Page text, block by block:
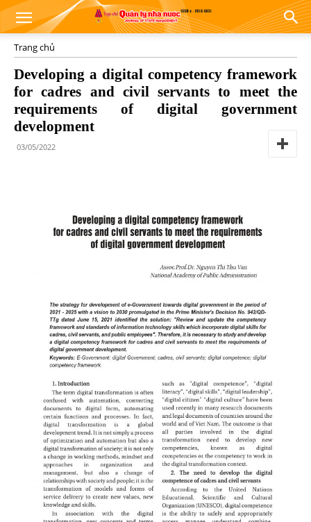
Trang chủ
Developing a digital competency framework
for cadres and civil servants to meet the
requirements of digital government
development
03/05/2022